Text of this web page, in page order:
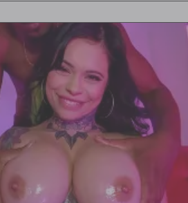
Como teníamos tres chicas pero solo dos
y llevar a mi esposa Karen a dar una
poco después, ella se estaba ahogando con su
posiciones diferentes, lo que la hizo tener
corriera inhumada dentro de su apretado coño.